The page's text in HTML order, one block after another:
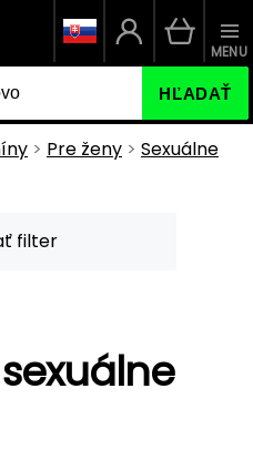
HĽADAŤ
MENU
Pre ženy
Sexuálne
filter